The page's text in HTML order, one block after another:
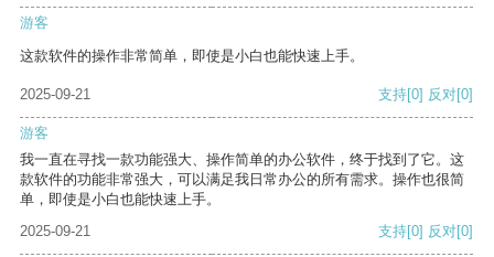
游客
这款软件的操作非常简单，即使是小白也能快速上手。
2025-09-21 支持[0] 反对[0]
游客
我一直在寻找一款功能强大、操作简单的办公软件，终于找到了它。这
款软件的功能非常强大，可以满足我日常办公的所有需求。操作也很简
单，即使是小白也能快速上手。
2025-09-21
支持[0] 反对[0]